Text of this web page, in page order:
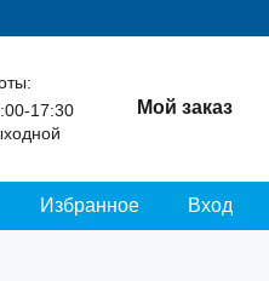
17:30
Мой заказ
Избранное Вход